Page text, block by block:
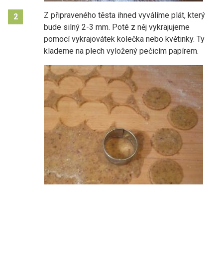
2
Z připraveného těsta ihned vyválíme plát, který
bude silný 2-3 mm. Poté z něj vykrajujeme
pomocí vykrajovátek kolečka nebo květinky. Ty
klademe na plech vyložený pečicím papírem.